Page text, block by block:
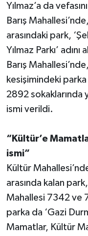
Yılmaz’a da
Barış
arasındaki park,
Yılmaz Parkı’ adını
Barış
kesişimindeki
2892 sokaklarında
ismi verildi.
“Kültür’e
ismi”
Kültür
arasında kalan
Mahallesi 7342 ve
parka da ‘Gazi
Mamatlar, Kültür